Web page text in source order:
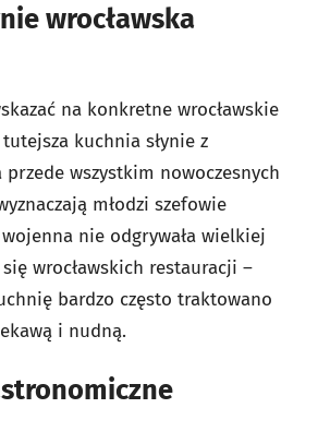
wrocławska
na konkretne wrocławskie
kuchnia słynie z
wszystkim nowoczesnych
młodzi szefowie
nie odgrywała wielkiej
wrocławskich restauracji –
bardzo często traktowano
i nudną.